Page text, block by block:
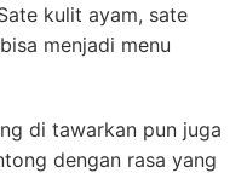
kulit ayam, sate
menjadi menu
di tawarkan pun juga
dengan rasa yang